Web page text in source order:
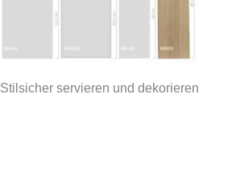
Stilsicher servieren und dekorieren